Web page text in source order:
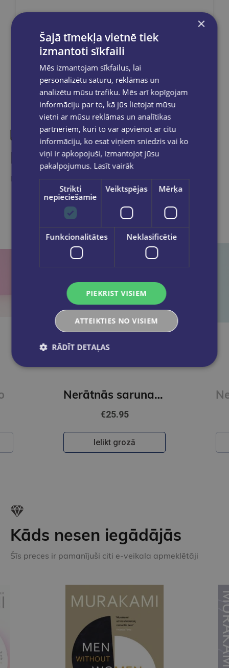
Dalies sociālajos tīklos:
Līdzīgas preces
Ieskaties, varbūt noder
Nerātnās sarunas / kārtis
€25.95
Ielikt grozā
Kāds nesen iegādājās
Šīs preces ir pamanījuši citi e-veikala apmeklētāji
×
Šajā tīmekļa vietnē tiek
izmantoti sīkfaili
Mēs izmantojam sīkfailus, lai
personalizētu saturu, reklāmas un
analizētu mūsu trafiku. Mēs arī kopīgojam
informāciju par to, kā jūs lietojat mūsu
vietni ar mūsu reklāmas un analītikas
partneriem, kuri to var apvienot ar citu
informāciju, ko esat viņiem sniedzis vai ko
viņi ir apkopojuši, izmantojot jūsu
pakalpojumus. Lasīt vairāk
Strikti
nepieciešamie
Veiktspējas Mērķa
Funkcionalitātes Neklasificētie
PIEKRIST VISIEM
ATTEIKTIES NO VISIEM
RĀDĪT DETAĻAS